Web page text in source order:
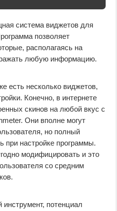
система виджетов для
позволяет
располагаясь на
любую информацию.
есть несколько виджетов,
Конечно, в интернете
скинов на любой вкус с
Они вполне могут
но полный
при настройке программы.
модифицировать и это
со средним
потенциал